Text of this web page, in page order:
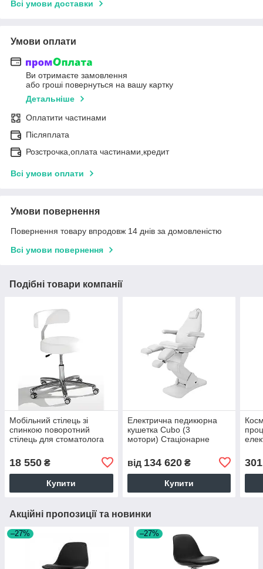
Всі умови доставки
Умови оплати
Ви отримаєте замовлення
або гроші повернуться на вашу картку
Детальніше
Оплатити частинами
Післяплата
Розстрочка,оплата частинами,кредит
Всі умови оплати
Умови повернення
Повернення товару впродовж 14 днів за домовленістю
Всі умови повернення
Подібні товари компанії
Мобільний стілець зі
спинкою поворотний
стілець для стоматолога
манікюру
18 550 ₴
Купити
Електрична педикюрна
кушетка Cubo (3
мотори) Стаціонарне
подолога
від 134 620₴
Купити
Акційні пропозиції та новинки
–27% –27%